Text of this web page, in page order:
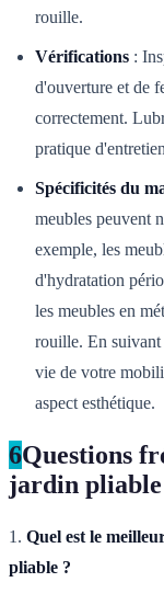
rouille.
Vérifications :
d'ouverture et de
correctement.
pratique
Spécificités du
meubles peuvent
exemple, les
d'hydratation
les meubles en
rouille. En suivant
vie de votre
aspect esthétique.
6Questions
jardin pliable
1. Quel est le
pliable ?